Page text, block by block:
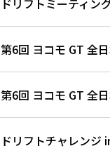
ドリフトミーティン
第6回 ヨコモ GT 全
第6回 ヨコモ GT 全
ドリフトチャレンジ